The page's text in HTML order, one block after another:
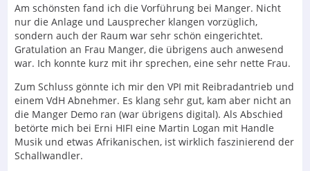
Am schönsten fand ich die Vorführung bei Manger. Nicht
nur die Anlage und Lausprecher klangen vorzüglich,
sondern auch der Raum war sehr schön eingerichtet.
Gratulation an Frau Manger, die übrigens auch anwesend
war. Ich konnte kurz mit ihr sprechen, eine sehr nette Frau.
Zum Schluss gönnte ich mir den VPI mit Reibradantrieb und
einem VdH Abnehmer. Es klang sehr gut, kam aber nicht an
die Manger Demo ran (war übrigens digital). Als Abschied
betörte mich bei Erni HIFI eine Martin Logan mit Handle
Musik und etwas Afrikanischen, ist wirklich faszinierend der
Schallwandler.